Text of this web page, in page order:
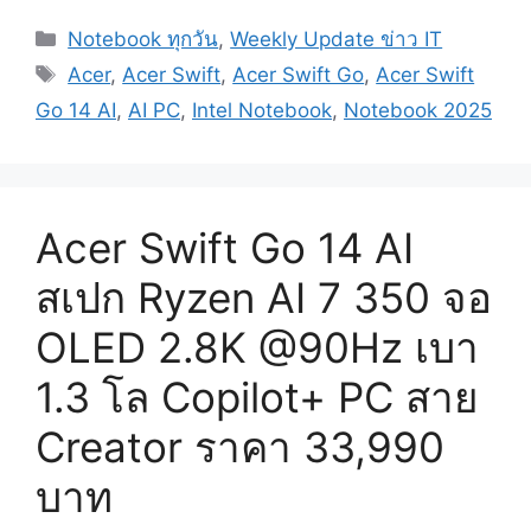
Categories
Notebook ทุกวัน,Weekly Update ข่าว IT
Tags
Acer, Acer Swift, Acer Swift Go, Acer Swift
Go 14 AI, AI PC, Intel Notebook, Notebook 2025
Acer Swift Go 14 AI
สเปก Ryzen AI 7 350 จอ
OLED 2.8K @90Hz เบา
1.3 โล Copilot+ PC สาย
Creator ราคา 33,990
บาท